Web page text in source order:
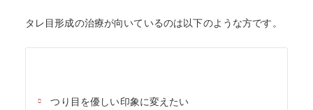
タレ目形成の治療が向いているのは以下のような方です。
つり目を優しい印象に変えたい